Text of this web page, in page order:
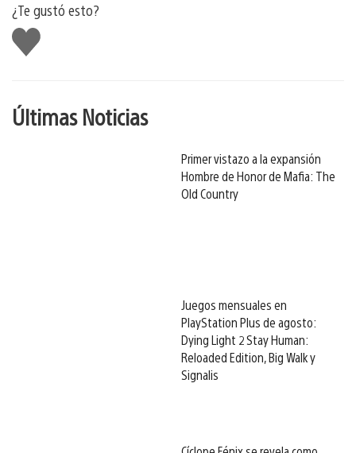
¿Te gustó esto?
Me
gusta
Últimas Noticias
Primer vistazo a la expansión
Hombre de Honor de Mafia: The
Old Country
Juegos mensuales en
PlayStation Plus de agosto:
Dying Light 2 Stay Human:
Reloaded Edition, Big Walk y
Signalis